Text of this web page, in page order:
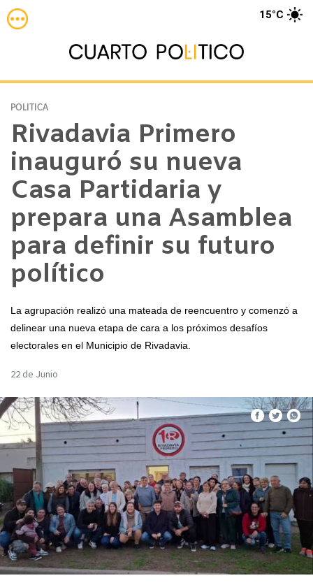
15°C
POLITICA
Rivadavia Primero
inauguró su nueva
Casa Partidaria y
prepara una Asamblea
para definir su futuro
político
La agrupación realizó una mateada de reencuentro y comenzó a
delinear una nueva etapa de cara a los próximos desafíos
electorales en el Municipio de Rivadavia.
22 de Junio